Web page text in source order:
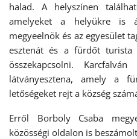
halad. A helyszínen
amelyeket a helyükre is
megyeelnök és az egyesület
esztenát és a fürdőt turista
összekapcsolni.
látványesztena, amely a
letőségeket rejt a község
Erről Borboly Csaba
közösségi oldalon is